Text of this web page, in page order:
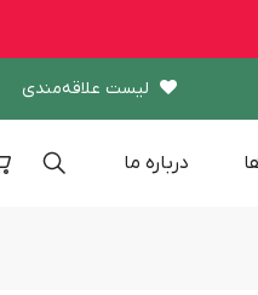
لیست علاقه‌مندی
درباره‌ ما